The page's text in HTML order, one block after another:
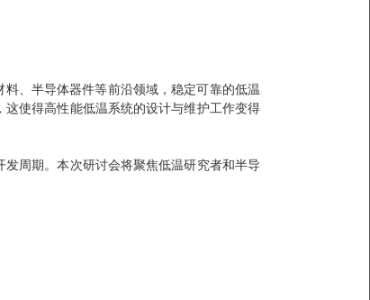
、半导体器件等前沿领域，稳定可靠的低温
使得高性能低温系统的设计与维护工作变得
周期。本次研讨会将聚焦低温研究者和半导